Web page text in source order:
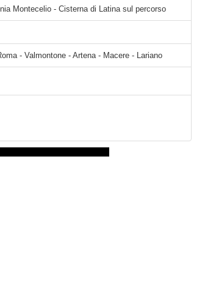
Montecelio - Cisterna di Latina sul percorso
- Valmontone - Artena - Macere - Lariano